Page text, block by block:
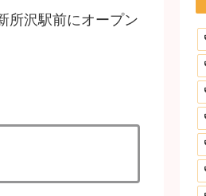
所沢駅前にオープン